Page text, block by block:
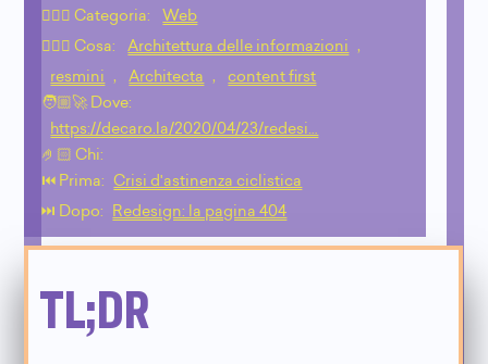
🙇🏻‍♂️ Categoria:
Web
💁🏼‍♂️ Cosa:
Architettura delle informazioni
,
resmini
, Architecta ,
content first
🧑🏼‍🚀 Dove:
https://decaro.la/2020/04/23/redesi…
🤌🏻 Chi:
⏮️ Prima:
Crisi d'astinenza ciclistica
⏭️ Dopo:
Redesign: la pagina 404
TL;DR